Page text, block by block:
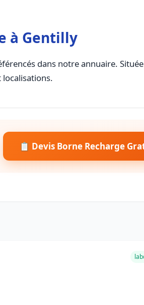
à Gentilly
dans notre annuaire.
localisations.
📋 Devis Borne Recharge